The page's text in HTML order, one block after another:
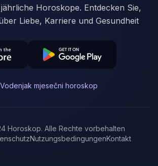
Horoskope. Entdecken Sie,
Liebe, Karriere und Gesundheit
Vodenjak mjesečni horoskop
Horoskop. Alle Rechte vorbehalten
NutzungsbedingungenKontakt